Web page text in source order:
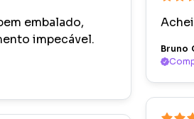
embalado,
impecável.
Bruno